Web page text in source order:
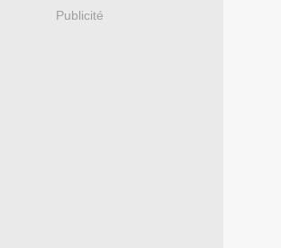
Publicité